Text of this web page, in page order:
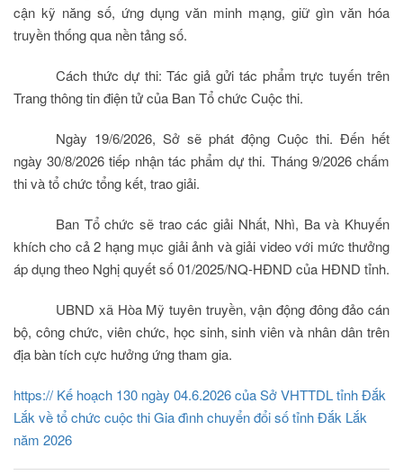
cận kỹ năng số, ứng dụng văn minh mạng, giữ gìn văn hóa
truyền thống qua nền tảng số.
Cách thức dự thi: Tác giả gửi tác phẩm trực tuyến trên
Trang thông tin điện tử của Ban Tổ chức Cuộc thi.
Ngày 19/6/2026, Sở sẽ phát động Cuộc thi. Đến hết
ngày 30/8/2026 tiếp nhận tác phẩm dự thi. Tháng 9/2026 chấm
thi và tổ chức tổng kết, trao giải.
Ban Tổ chức sẽ trao các giải Nhất, Nhì, Ba và Khuyến
khích cho cả 2 hạng mục giải ảnh và giải video với mức thưởng
áp dụng theo Nghị quyết số 01/2025/NQ-HĐND của HĐND tỉnh.
UBND xã Hòa Mỹ tuyên truyền, vận động đông đảo cán
bộ, công chức, viên chức, học sinh, sinh viên và nhân dân trên
địa bàn tích cực hưởng ứng tham gia.
https:// Kế hoạch 130 ngày 04.6.2026 của Sở VHTTDL tỉnh Đắk
Lắk về tổ chức cuộc thi Gia đình chuyển đổi số tỉnh Đắk Lắk
năm 2026